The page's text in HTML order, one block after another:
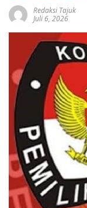
Redaksi Tajuk
Juli 6, 2026